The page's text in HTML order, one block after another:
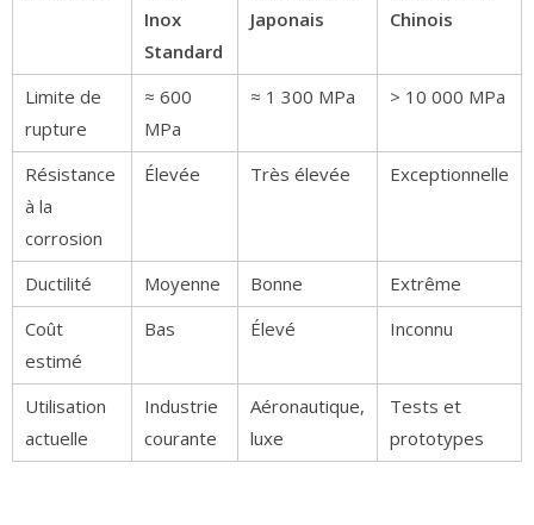
Inox
Standard
Japonais
Chinois
Limite de
rupture
≈ 600
MPa
≈ 1 300 MPa > 10 000 MPa
Résistance
à la
corrosion
Élevée Très élevée Exceptionnelle
Ductilité Moyenne Bonne
Extrême
Coût
estimé
Bas Élevé Inconnu
Utilisation
actuelle
Industrie
courante
Aéronautique,
luxe
Tests et
prototypes